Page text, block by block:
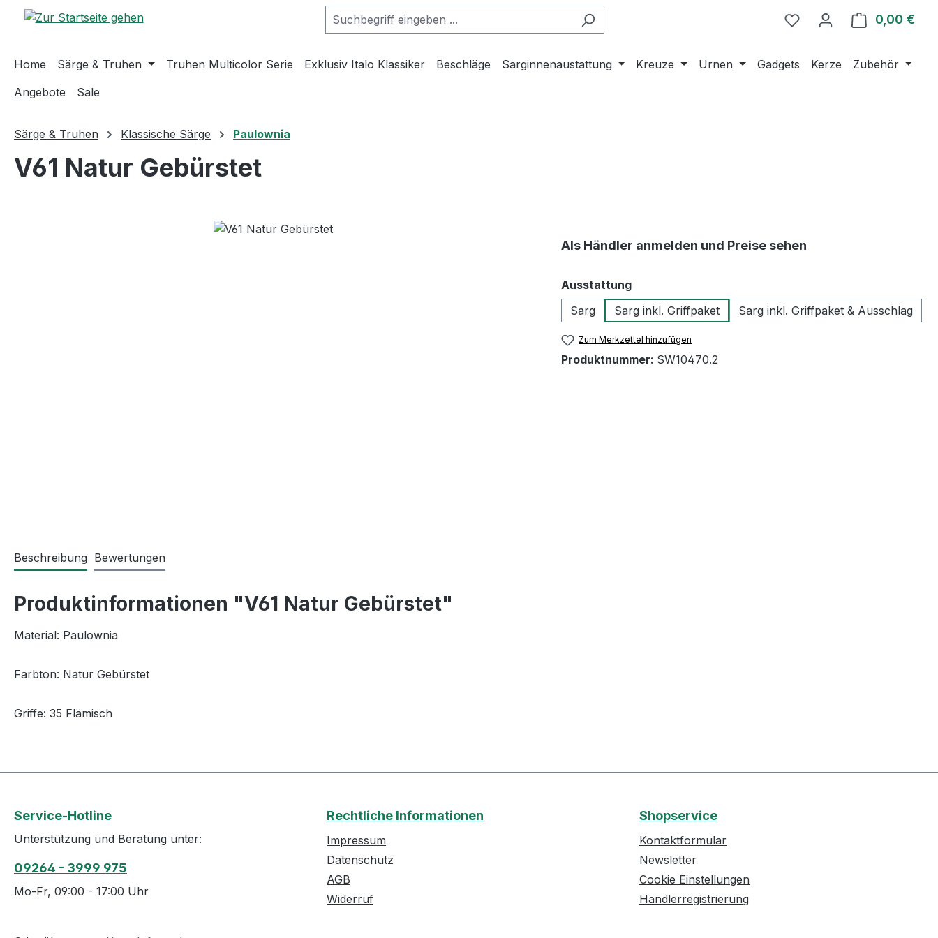
Hauptinhalt springen
Zur Suche springen
Zur Hauptnavigation springen 0,00 €
Home Särge & Truhen Truhen Multicolor Serie Exklusiv Italo Klassiker Beschläge Sarginnenaustattung Kreuze Urnen Gadgets Kerze
Zubehör
Angebote
Sale
Särge & Truhen Klassische Särge Paulownia
V61 Natur Gebürstet
Als Händler anmelden und Preise sehen
Ausstattungauswählen
Sarg
Sarg inkl. Griffpaket Sarg inkl. Griffpaket & Ausschlag
Zum Merkzettel hinzufügen
Produktnummer: SW10470.2
Beschreibung Bewertungen
Produktinformationen "V61 Natur Gebürstet"
Material: Paulownia
Farbton: Natur Gebürstet
Griffe: 35 Flämisch
Service-Hotline
Unterstützung und Beratung unter:
09264 - 3999 975
Mo-Fr, 09:00 - 17:00 Uhr
Rechtliche Informationen
Impressum
Datenschutz
AGB
Widerruf
Shopservice
Kontaktformular
Newsletter
Cookie Einstellungen
Händlerregistrierung